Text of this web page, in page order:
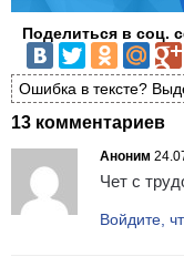
Поделиться в соц.
Ошибка в тексте?
13 комментариев
Аноним
Чет с
Войдите,